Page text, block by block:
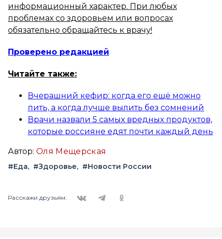
информационный характер. При любых
проблемах со здоровьем или вопросах
обязательно обращайтесь к врачу!
Проверено редакцией
Читайте также:
Вчерашний кефир: когда его ещё можно
пить, а когда лучше вылить без сомнений
Врачи назвали 5 самых вредных продуктов,
которые россияне едят почти каждый день
Автор: Оля Мещерская
#Еда #Здоровье #Новости России
Расскажи друзьям: